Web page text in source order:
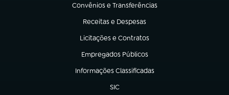
Convênios e Transferências
(abre em nova aba)
Receitas e Despesas
(abre em nova aba)
Licitações e Contratos
(abre em nova aba)
Empregados Públicos
(abre em nova aba)
Informações Classificadas
(abre em nova aba)
SIC
(abre em nova aba)